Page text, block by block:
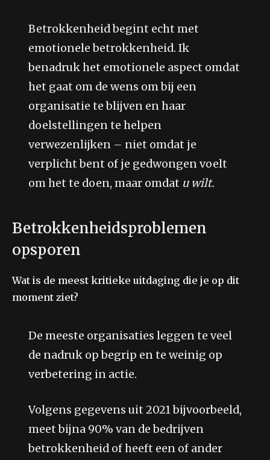
Betrokkenheid begint echt met
emotionele betrokkenheid. Ik
benadruk het emotionele aspect omdat
het gaat om de wens om bij een
organisatie te blijven en haar
doelstellingen te helpen
verwezenlijken – niet omdat je
verplicht bent of je gedwongen voelt
om het te doen, maar omdat u wilt.
Betrokkenheidsproblemen
opsporen
Wat is de meest kritieke uitdaging die je op dit
moment ziet?
De meeste organisaties leggen te veel
de nadruk op begrip en te weinig op
verbetering in actie.
Volgens gegevens uit 2021 bijvoorbeeld,
meet bijna 90% van de bedrijven
betrokkenheid of heeft een of ander